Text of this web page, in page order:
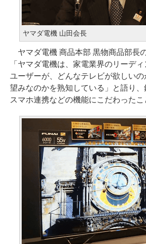
ヤマダ電機 山田会長
ヤマダ電機 商品本部 黒物商品部長
「ヤマダ電機は、家電業界のリーディ
ユーザーが、どんなテレビが欲しい
望みなのかを熟知している」と語り、
スマホ連携などの機能にこだわったこ